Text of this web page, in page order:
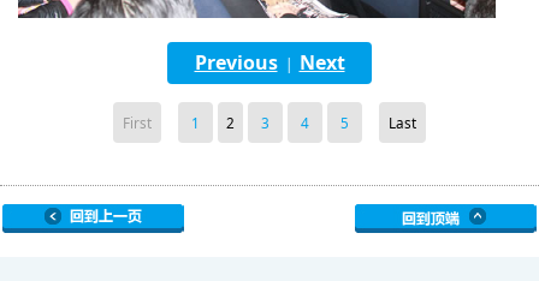
Previous| Next
First 1 2 3 4 5 Last